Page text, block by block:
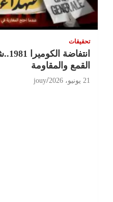
تحقيقات
القمع والمقاومة
21 يونيو، 2026 jouy